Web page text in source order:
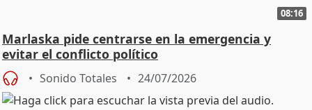
08:16
Marlaska pide centrarse en la emergencia y
evitar el conflicto político
Sonido Totales 24/07/2026